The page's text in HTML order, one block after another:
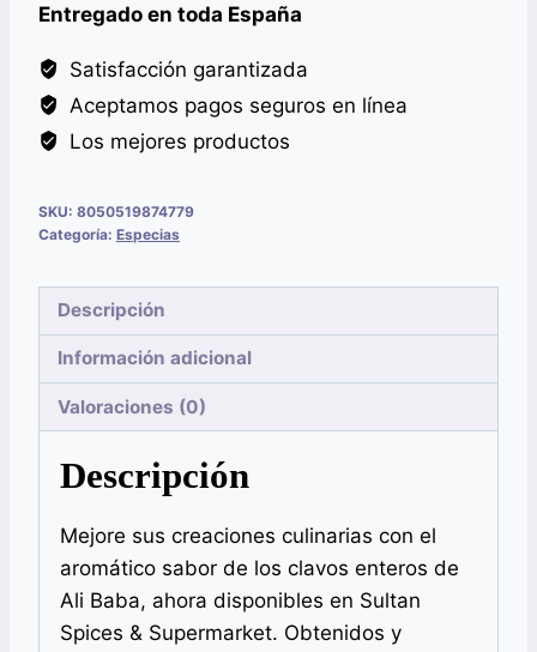
Entregado en toda España
Satisfacción garantizada
Aceptamos pagos seguros en línea
Los mejores productos
SKU: 8050519874779
Categoría: Especias
Descripción
Información adicional
Valoraciones (0)
Descripción
Mejore sus creaciones culinarias con el
aromático sabor de los clavos enteros de
Ali Baba, ahora disponibles en Sultan
Spices & Supermarket. Obtenidos y